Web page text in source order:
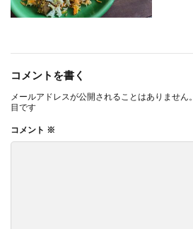
コメントを書く
メールアドレスが公開されることはありません。
目です
コメント ※